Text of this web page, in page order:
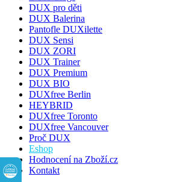
DUX pro děti
DUX Balerina
Pantofle DUXilette
DUX Sensi
DUX ZORI
DUX Trainer
DUX Premium
DUX BIO
DUXfree Berlin
HEYBRID
DUXfree Toronto
DUXfree Vancouver
Proč DUX
Eshop
Hodnocení na Zboží.cz
Kontakt